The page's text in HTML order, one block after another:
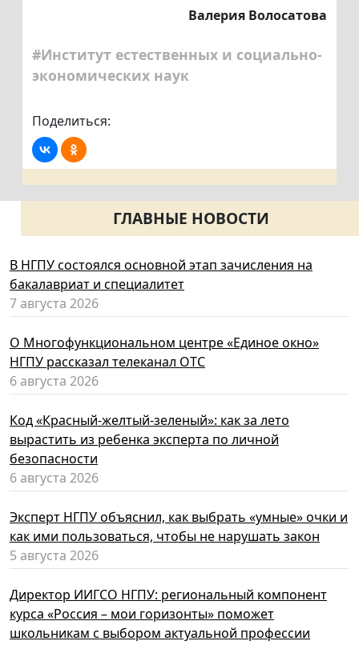
Валерия Волосатова
#Институт естественных и социально-
экономических наук
Поделиться:
ГЛАВНЫЕ НОВОСТИ
В НГПУ состоялся основной этап зачисления на
бакалавриат и специалитет
7 августа 2026
О Многофункциональном центре «Единое окно»
НГПУ рассказал телеканал ОТС
6 августа 2026
Код «Красный-желтый-зеленый»: как за лето
вырастить из ребенка эксперта по личной
безопасности
6 августа 2026
Эксперт НГПУ объяснил, как выбрать «умные» очки и
как ими пользоваться, чтобы не нарушать закон
5 августа 2026
Директор ИИГСО НГПУ: региональный компонент
курса «Россия – мои горизонты» поможет
школьникам с выбором актуальной профессии